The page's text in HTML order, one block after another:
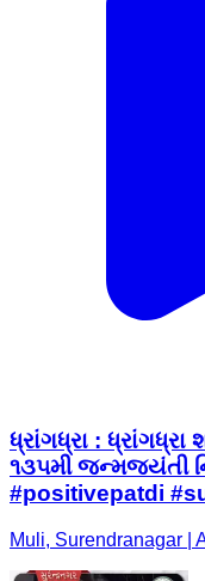
ધ્રાંગધ્રા :
૧૩૫મી જન્મજયંતી
#positivepatdi
Muli, Surendranagar |